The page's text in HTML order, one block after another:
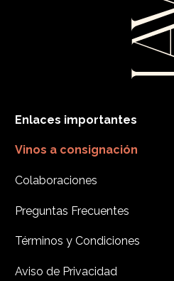
Enlaces importantes
Vinos a consignación
Colaboraciones
Preguntas Frecuentes
Términos y Condiciones
Aviso de Privacidad